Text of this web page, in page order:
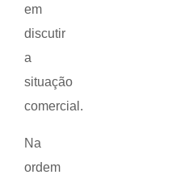
em
discutir
a
situação
comercial.
Na
ordem